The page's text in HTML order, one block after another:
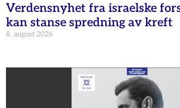
Verdensnyhet fra israelske
kan stanse spredning av kreft
8. august 2026